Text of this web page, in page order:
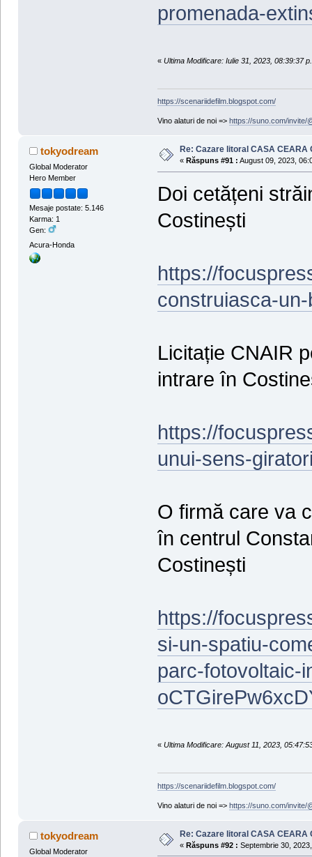
promenada-
« Ultima Modificare: Iulie 31, 2023, 08:39:37
https://scenariidefilm.blogspot.com/
Vino alaturi de noi => https://suno.com/invite/
tokyodream
Global Moderator
Hero Member
Mesaje postate: 5.146
Karma: 1
Gen:
Acura-Honda
Re: Cazare litoral CASA CEARA
« Răspuns #91 : August 09, 2023,
Doi cetățeni
Costinești
https://
construiasca-
Licitație CNAIR
intrare în
https://
unui-sens-
O firmă care va
în centrul
Costinești
https://
si-un-spatiu-
parc-fotovoltaic-
« Ultima Modificare: August 11, 2023,
https://scenariidefilm.blogspot.com/
Vino alaturi de noi => https://suno.com/invite/
tokyodream
Global Moderator
Re: Cazare litoral CASA CEARA
« Răspuns #92 : Septembrie 30,